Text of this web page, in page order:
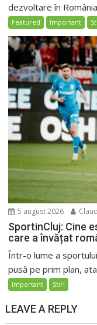
dezvoltare în
Featured Important
5 august 2026
SportinCluj: Cine
care a învățat
Într-o lume a
pusă pe prim plan,
Important Stiri
LEAVE A REPLY